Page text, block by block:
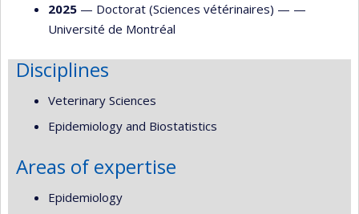
2025 — Doctorat (Sciences vétérinaires) — —
Université de Montréal
Disciplines
Veterinary Sciences
Epidemiology and Biostatistics
Areas of expertise
Epidemiology